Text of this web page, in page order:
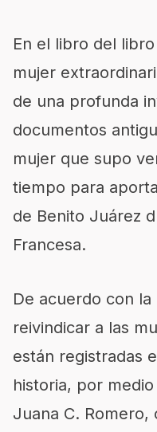
En el libro del
mujer
de una profunda
documentos
mujer que supo
tiempo para
de Benito Juárez
Francesa.
De acuerdo con
reivindicar a las
están registradas
historia, por
Juana C. Romero,